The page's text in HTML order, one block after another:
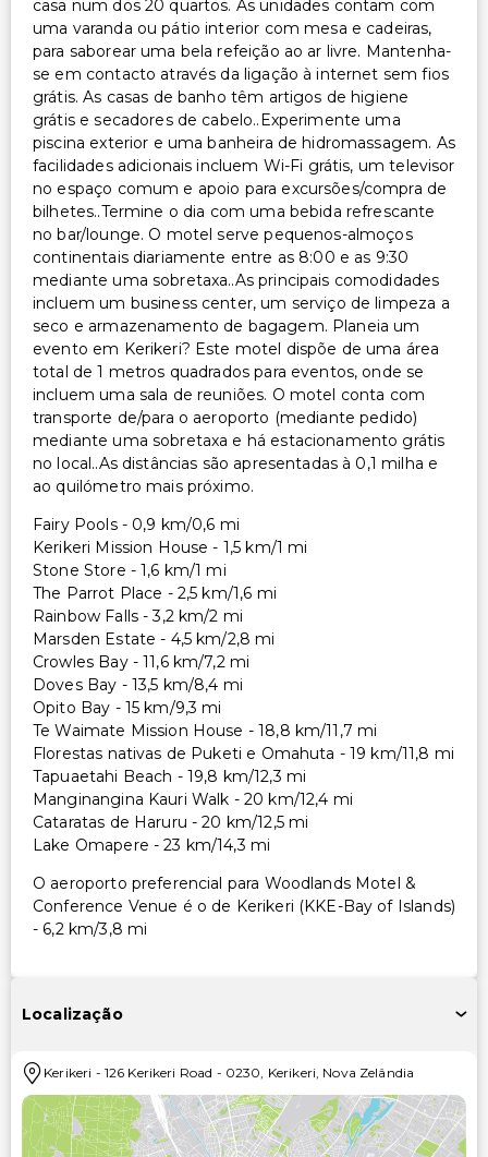
Acessibilidade
Acessível para cadeira de rodas
Acessibilidade no quarto (em quartos selecionados)
Caminho acessível para cadeira de rodas
Outros serviços
Serviço de lavanderia
casa num dos 20 quartos. As unidades contam com
uma varanda ou pátio interior com mesa e cadeiras,
para saborear uma bela refeição ao ar livre. Mantenha-
se em contacto através da ligação à internet sem fios
grátis. As casas de banho têm artigos de higiene
grátis e secadores de cabelo..Experimente uma
piscina exterior e uma banheira de hidromassagem. As
facilidades adicionais incluem Wi-Fi grátis, um televisor
no espaço comum e apoio para excursões/compra de
bilhetes..Termine o dia com uma bebida refrescante
no bar/lounge. O motel serve pequenos-almoços
continentais diariamente entre as 8:00 e as 9:30
mediante uma sobretaxa..As principais comodidades
incluem um business center, um serviço de limpeza a
seco e armazenamento de bagagem. Planeia um
evento em Kerikeri? Este motel dispõe de uma área
total de 1 metros quadrados para eventos, onde se
incluem uma sala de reuniões. O motel conta com
transporte de/para o aeroporto (mediante pedido)
mediante uma sobretaxa e há estacionamento grátis
no local..As distâncias são apresentadas à 0,1 milha e
ao quilómetro mais próximo.
Fairy Pools - 0,9 km/0,6 mi
Kerikeri Mission House - 1,5 km/1 mi
Stone Store - 1,6 km/1 mi
The Parrot Place - 2,5 km/1,6 mi
Rainbow Falls - 3,2 km/2 mi
Marsden Estate - 4,5 km/2,8 mi
Crowles Bay - 11,6 km/7,2 mi
Doves Bay - 13,5 km/8,4 mi
Opito Bay - 15 km/9,3 mi
Te Waimate Mission House - 18,8 km/11,7 mi
Florestas nativas de Puketi e Omahuta - 19 km/11,8 mi
Tapuaetahi Beach - 19,8 km/12,3 mi
Manginangina Kauri Walk - 20 km/12,4 mi
Cataratas de Haruru - 20 km/12,5 mi
Lake Omapere - 23 km/14,3 mi
O aeroporto preferencial para Woodlands Motel &
Conference Venue é o de Kerikeri (KKE-Bay of Islands)
- 6,2 km/3,8 mi
Localização
Kerikeri - 126 Kerikeri Road - 0230 Kerikeri Nova Zelândia